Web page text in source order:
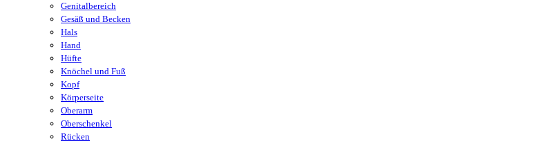
Genitalbereich
Gesäß und Becken
Hals
Hand
Hüfte
Knöchel und Fuß
Kopf
Körperseite
Oberarm
Oberschenkel
Rücken